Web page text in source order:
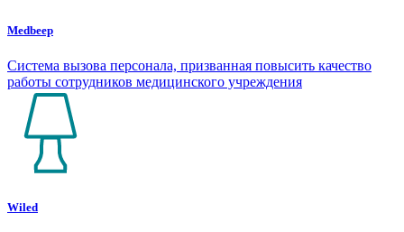
Medbeep
Система вызова персонала, призванная повысить качество
работы сотрудников медицинского учреждения
Wiled